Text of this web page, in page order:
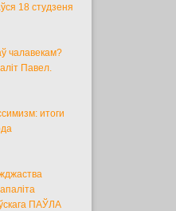
18 студзеня
чалавекам?
Павел.
итоги
ПАЎЛА